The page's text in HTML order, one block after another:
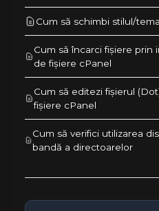
Cum să schimbi stilul/
Cum să încarci fișiere
de fișiere cPanel
Cum să editezi fișierul
fișiere cPanel
Cum să verifici utilizarea
bandă a directoarelor